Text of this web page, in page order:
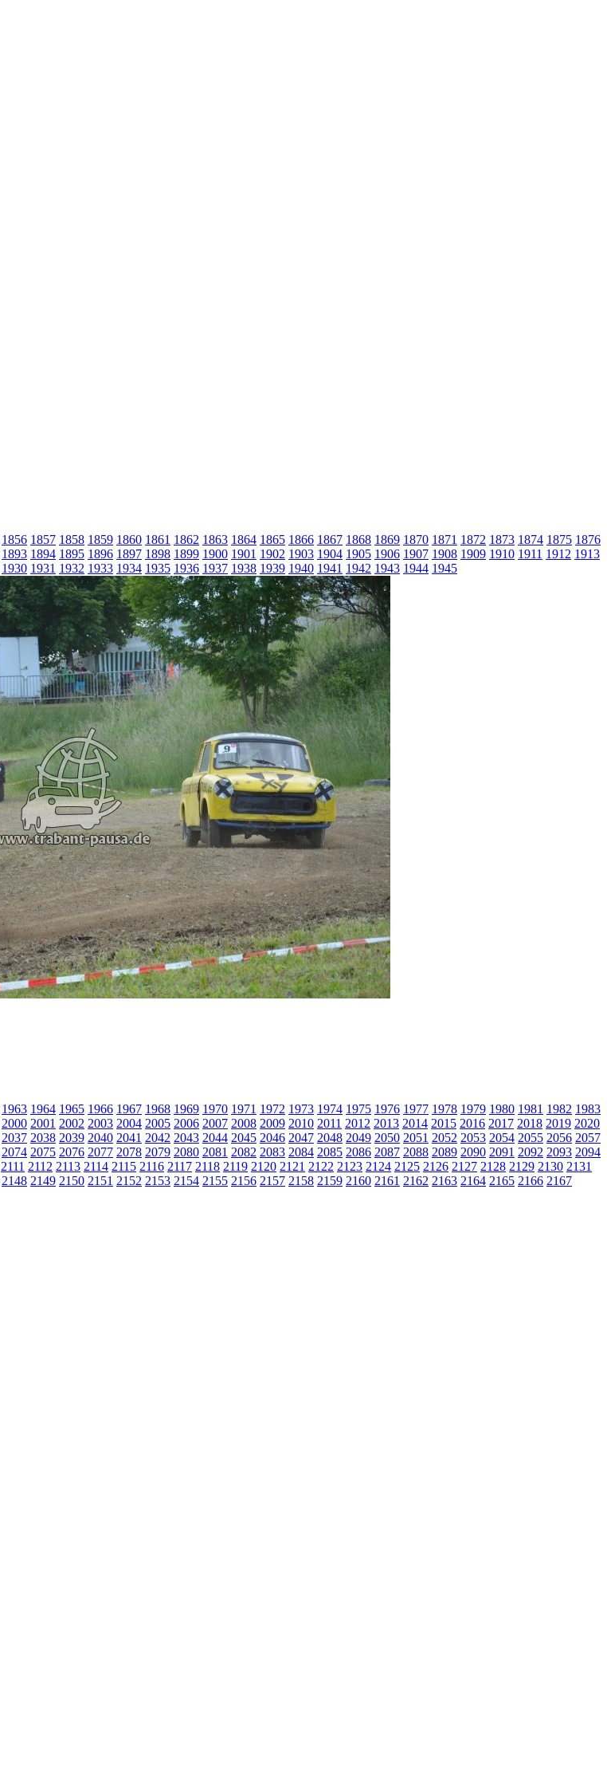
1856 1857 1858 1859 1860 1861 1862 1863 1864 1865 1866 1867 1868 1869 1870 1871 1872 1873 1874 1875 1876
1893 1894 1895 1896 1897 1898 1899 1900 1901 1902 1903 1904 1905 1906 1907 1908 1909 1910 1911 1912 1913
1930 1931 1932 1933 1934 1935 1936 1937 1938 1939 1940 1941 1942 1943 1944 1945
1963 1964 1965 1966 1967 1968 1969 1970 1971 1972 1973 1974 1975 1976 1977 1978 1979 1980 1981 1982 1983
2000 2001 2002 2003 2004 2005 2006 2007 2008 2009 2010 2011 2012 2013 2014 2015 2016 2017 2018 2019 2020
2037 2038 2039 2040 2041 2042 2043 2044 2045 2046 2047 2048 2049 2050 2051 2052 2053 2054 2055 2056 2057
2074 2075 2076 2077 2078 2079 2080 2081 2082 2083 2084 2085 2086 2087 2088 2089 2090 2091 2092 2093 2094
2111 2112 2113 2114 2115 2116 2117 2118 2119 2120 2121 2122 2123 2124 2125 2126 2127 2128 2129 2130 2131
2148 2149 2150 2151 2152 2153 2154 2155 2156 2157 2158 2159 2160 2161 2162 2163 2164 2165 2166 2167